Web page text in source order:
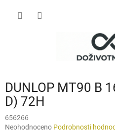
DUNLOP MT90 B
D) 72H
656266
Průměrné
Neohodnoceno Podrobnosti